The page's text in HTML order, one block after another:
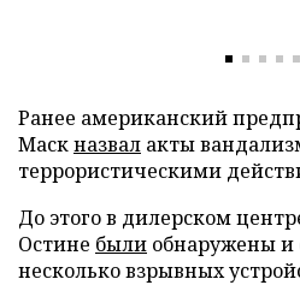
Ранее американский
Маскназвал акты
террористическими
До этого в дилерском
Остине были обнаружены и
несколько взрывных